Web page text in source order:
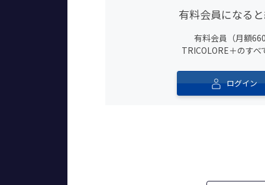
有料会員になる
有料会員（月額
TRICOLORE＋のす
ログイン